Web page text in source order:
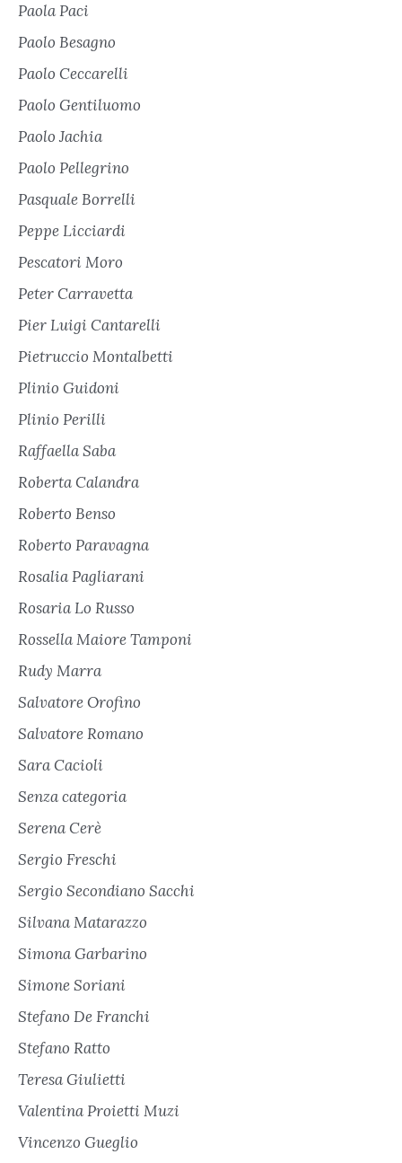
Paola Paci
Paolo Besagno
Paolo Ceccarelli
Paolo Gentiluomo
Paolo Jachia
Paolo Pellegrino
Pasquale Borrelli
Peppe Licciardi
Pescatori Moro
Peter Carravetta
Pier Luigi Cantarelli
Pietruccio Montalbetti
Plinio Guidoni
Plinio Perilli
Raffaella Saba
Roberta Calandra
Roberto Benso
Roberto Paravagna
Rosalia Pagliarani
Rosaria Lo Russo
Rossella Maiore Tamponi
Rudy Marra
Salvatore Orofino
Salvatore Romano
Sara Cacioli
Senza categoria
Serena Cerè
Sergio Freschi
Sergio Secondiano Sacchi
Silvana Matarazzo
Simona Garbarino
Simone Soriani
Stefano De Franchi
Stefano Ratto
Teresa Giulietti
Valentina Proietti Muzi
Vincenzo Gueglio